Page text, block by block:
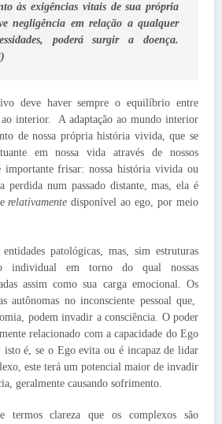
às exigências vitais de sua própria
negligência em relação a qualquer
poderá surgir a doença.
deve haver sempre o equilíbrio entre
ao interior. A adaptação ao mundo interior
de nossa própria história vivida, que se
em nossa vida através de nossos
importante frisar: nossa história vivida ou
perdida num passado distante, mas, ela é
erelativamente disponível ao ego, por meio
patológicas, mas, sim estruturas
individual em torno do qual nossas
assim como sua carga emocional. Os
autônomas no inconsciente pessoal que,
podem invadir a consciência. O poder
relacionado com a capacidade do Ego
é, se o Ego evita ou é incapaz de lidar
este terá um potencial maior de invadir
geralmente causando sofrimento.
termos clareza que os complexos são